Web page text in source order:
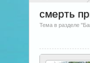
смерть
Тема в разделе "